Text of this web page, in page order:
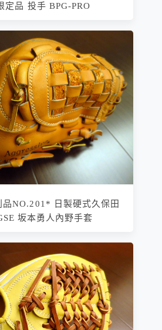
定品 投手 BPG-PRO
NO.201* 日製硬式久保田
坂本勇人內野手套